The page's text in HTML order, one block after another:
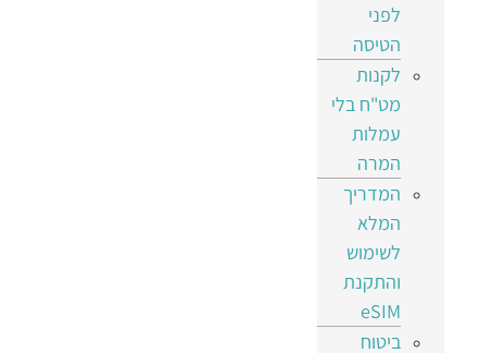
לפני
הטיסה
לקנות
מט"ח בלי
עמלות
המרה
המדריך
המלא
לשימוש
והתקנת
eSIM
ביטוח